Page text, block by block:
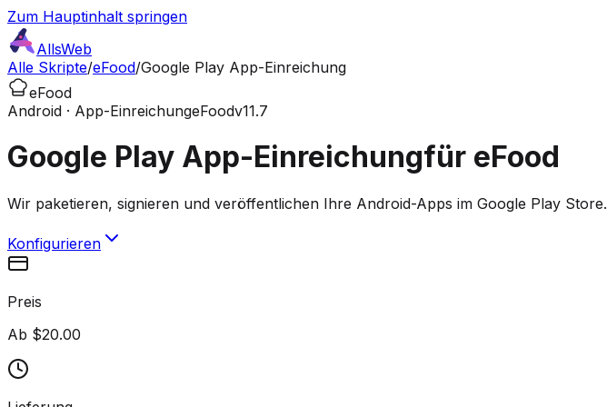
Zum Hauptinhalt springen
AllsWeb
Alle Skripte/eFood/Google Play App-Einreichung
eFood
Android · App-EinreichungeFoodv11.7
Google Play App-Einreichungfür eFood
Wir paketieren, signieren und veröffentlichen Ihre Android-Apps im Google Play Store.
Konfigurieren
Preis
Ab $20.00